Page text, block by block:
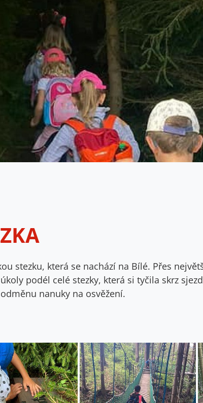
stezku, která se nachází na Bílé. Přes
podél celé stezky, která si tyčila skrz
nanuky na osvěžení.